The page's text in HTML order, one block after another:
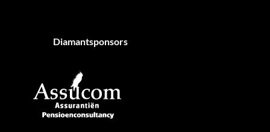
Diamantsponsors